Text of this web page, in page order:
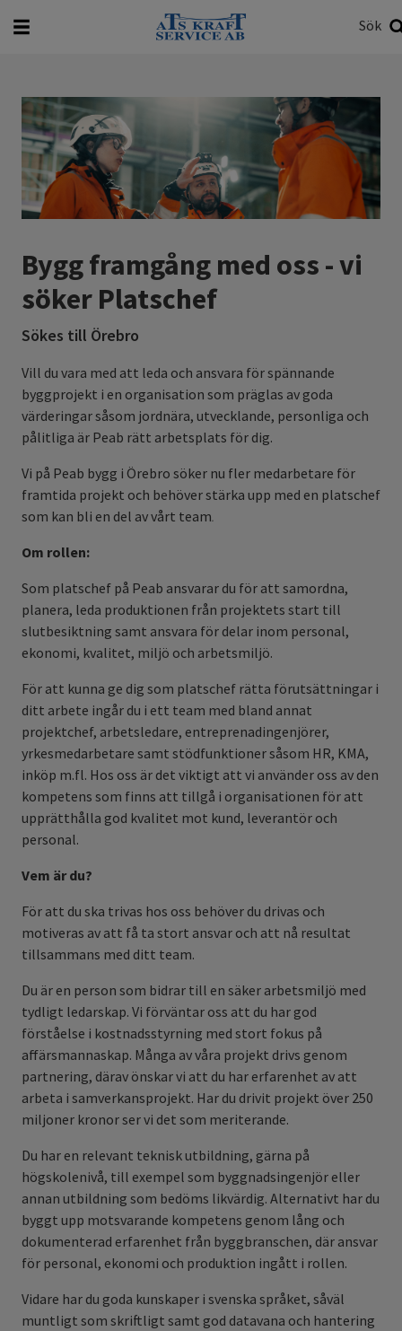
Sök
Vad vill du söka efter?
Bygg framgång med oss - vi
söker Platschef
Sökes till Örebro
Vill du vara med att leda och ansvara för spännande
byggprojekt i en organisation som präglas av goda
värderingar såsom jordnära, utvecklande, personliga och
pålitliga är Peab rätt arbetsplats för dig.
Vi på Peab bygg i Örebro söker nu fler medarbetare för
framtida projekt och behöver stärka upp med en platschef
som kan bli en del av vårt team
Om rollen:
Som platschef på Peab ansvarar du för att samordna,
planera, leda produktionen från projektets start till
slutbesiktning samt ansvara för delar inom personal,
ekonomi, kvalitet, miljö och arbetsmiljö.
För att kunna ge dig som platschef rätta förutsättningar i
ditt arbete ingår du i ett team med bland annat
projektchef, arbetsledare, entreprenadingenjörer,
yrkesmedarbetare samt stödfunktioner såsom HR, KMA,
inköp m.fl. Hos oss är det viktigt att vi använder oss av den
kompetens som finns att tillgå i organisationen för att
upprätthålla god kvalitet mot kund, leverantör och
personal.
Vem är du?
För att du ska trivas hos oss behöver du drivas och
motiveras av att få ta stort ansvar och att nå resultat
tillsammans med ditt team.
Du är en person som bidrar till en säker arbetsmiljö med
tydligt ledarskap. Vi förväntar oss att du har god
förståelse i kostnadsstyrning med stort fokus på
affärsmannaskap. Många av våra projekt drivs genom
partnering, därav önskar vi att du har erfarenhet av att
arbeta i samverkansprojekt. Har du drivit projekt över 250
miljoner kronor ser vi det som meriterande.
Du har en relevant teknisk utbildning, gärna på
högskolenivå, till exempel som byggnadsingenjör eller
annan utbildning som bedöms likvärdig. Alternativt har du
byggt upp motsvarande kompetens genom lång och
dokumenterad erfarenhet från byggbranschen, där ansvar
för personal, ekonomi och produktion ingått i rollen.
Vidare har du goda kunskaper i svenska språket, såväl
muntligt som skriftligt samt god datavana och hantering